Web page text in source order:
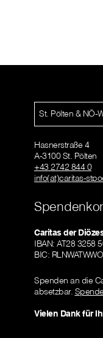
St. Pölten & NÖ-
Hasnerstraße 4
A-3100 St. Pölten
+43 2742 844 0
info(at)caritas-
Caritas der
IBAN: AT28 3258
BIC:
Spenden an die
absetzbar.
Vielen Dank für